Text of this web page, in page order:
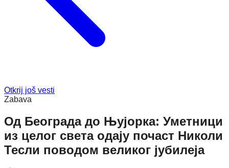
Otkrij još vesti
Zabava
Од Београда до Њујорка: Уметници
из целог света одају почаст Николи
Тесли поводом великог јубилеја